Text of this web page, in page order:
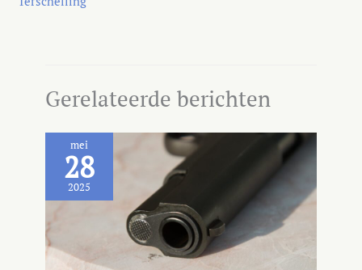
Gerelateerde berichten
mei
28
2025